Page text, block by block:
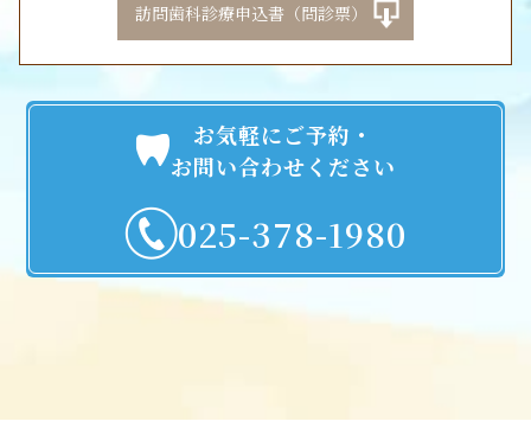
訪問歯科診療申込書（問診票）
お気軽にご予約・
お問い合わせください
025-378-1980